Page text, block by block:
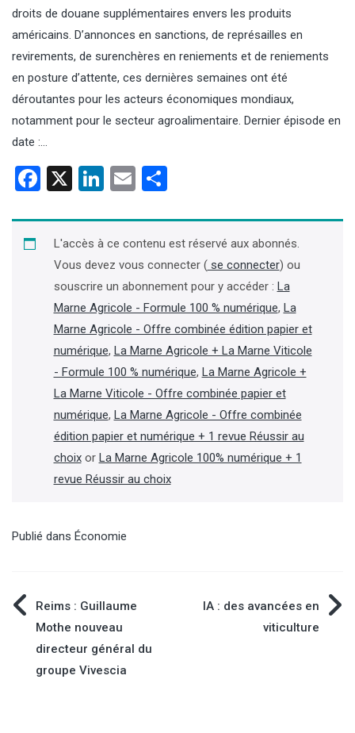
droits de douane supplémentaires envers les produits
américains. D’annonces en sanctions, de représailles en
revirements, de surenchères en reniements et de reniements
en posture d’attente, ces dernières semaines ont été
déroutantes pour les acteurs économiques mondiaux,
notamment pour le secteur agroalimentaire. Dernier épisode en
date :…
Facebook
X LinkedIn
Email
L'accès à ce contenu est réservé aux abonnés.
Vous devez vous connecter (se connecter) ou
souscrire un abonnement pour y accéder : La
Marne Agricole - Formule 100 % numérique, La
Marne Agricole - Offre combinée édition papier et
numérique, La Marne Agricole + La Marne Viticole
- Formule 100 % numérique, La Marne Agricole +
La Marne Viticole - Offre combinée papier et
numérique, La Marne Agricole - Offre combinée
édition papier et numérique + 1 revue Réussir au
choixor La Marne Agricole 100% numérique + 1
revue Réussir au choix
Publié dans Économie
Navigation
de
l’article
Reims : Guillaume
Mothe nouveau
directeur général du
groupe Vivescia
IA : des avancées en
viticulture